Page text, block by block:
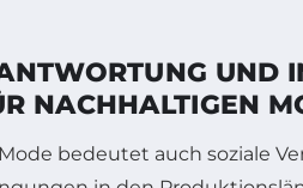
UND
NACHHALTIGEN
bedeutet auch soziale